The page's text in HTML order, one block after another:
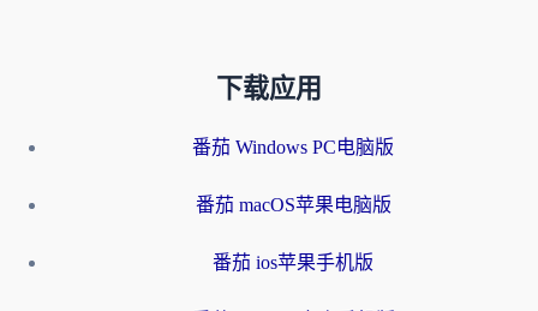
下载应用
番茄 Windows PC电脑版
番茄 macOS苹果电脑版
番茄 ios苹果手机版